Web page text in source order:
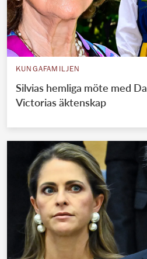
KUNGAFAMILJEN
Silvias hemliga möte med
Victorias äktenskap